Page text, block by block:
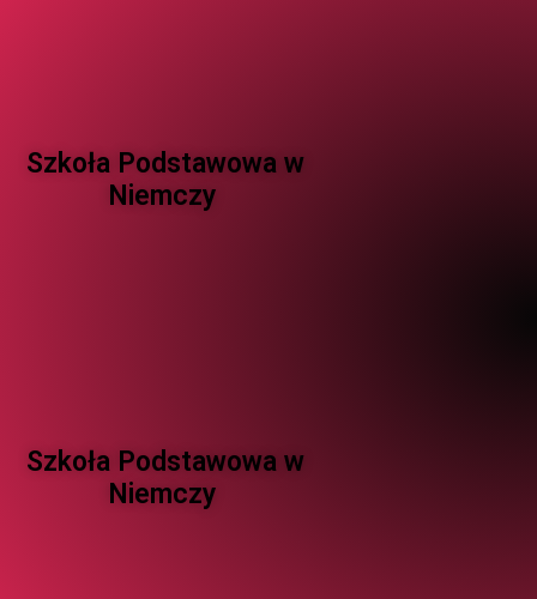
Szkoła Podstawowa w
Niemczy ​
Szkoła Podstawowa w
Niemczy ​